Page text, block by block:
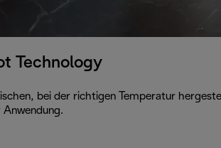
Technology
bei der richtigen Temperatur